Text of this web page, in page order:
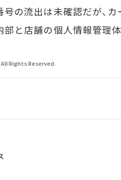
号の流出は未確認だが、
部と店舗の個人情報管理
Rights Reserved.